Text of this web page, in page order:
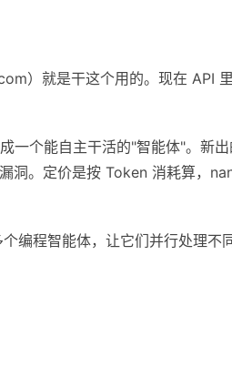
）就是干这个用的。现在 API 里
一个能自主干活的"智能体"。新出
洞。定价是按 Token 消耗算，
编程智能体，让它们并行处理不